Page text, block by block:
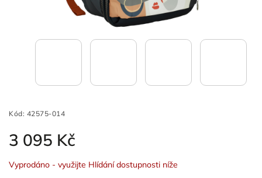
Kód: 42575-014
3 095 Kč
Vyprodáno - využijte Hlídání dostupnosti níže